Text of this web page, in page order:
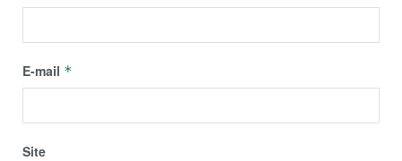
E-mail *
Site